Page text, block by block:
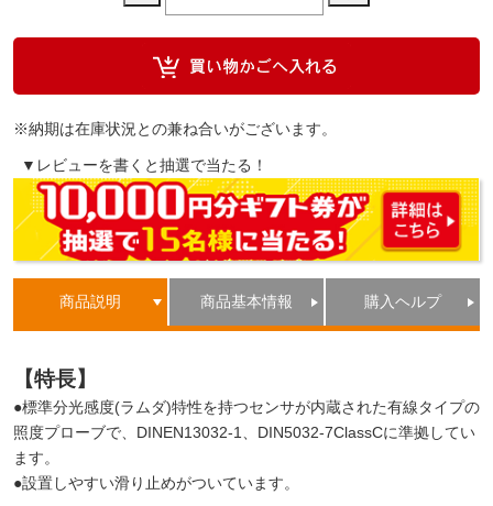
※納期は在庫状況との兼ね合いがございます。
▼レビューを書くと抽選で当たる！
商品説明 商品基本情報 購入ヘルプ
【特長】
●標準分光感度(ラムダ)特性を持つセンサが内蔵された有線タイプの
照度プローブで、DINEN13032-1、DIN5032-7ClassCに準拠してい
ます。
●設置しやすい滑り止めがついています。